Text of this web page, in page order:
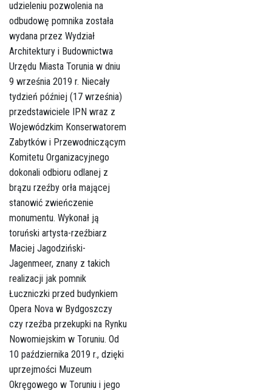
udzieleniu pozwolenia na
odbudowę pomnika została
wydana przez Wydział
Architektury i Budownictwa
Urzędu Miasta Torunia w dniu
9 września 2019 r. Niecały
tydzień później (17 września)
przedstawiciele IPN wraz z
Wojewódzkim Konserwatorem
Zabytków i Przewodniczącym
Komitetu Organizacyjnego
dokonali odbioru odlanej z
brązu rzeźby orła mającej
stanowić zwieńczenie
monumentu. Wykonał ją
toruński artysta-rzeźbiarz
Maciej Jagodziński-
Jagenmeer, znany z takich
realizacji jak pomnik
Łuczniczki przed budynkiem
Opera Nova w Bydgoszczy
czy rzeźba przekupki na Rynku
Nowomiejskim w Toruniu. Od
10 października 2019 r., dzięki
uprzejmości Muzeum
Okręgowego w Toruniu i jego